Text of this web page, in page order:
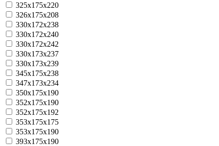
325x175x220
326x175x208
330x172x238
330x172x240
330x172x242
330x173x237
330x173x239
345x175x238
347x173x234
350x175x190
352x175x190
352x175x192
353x175x175
353x175x190
393x175x190